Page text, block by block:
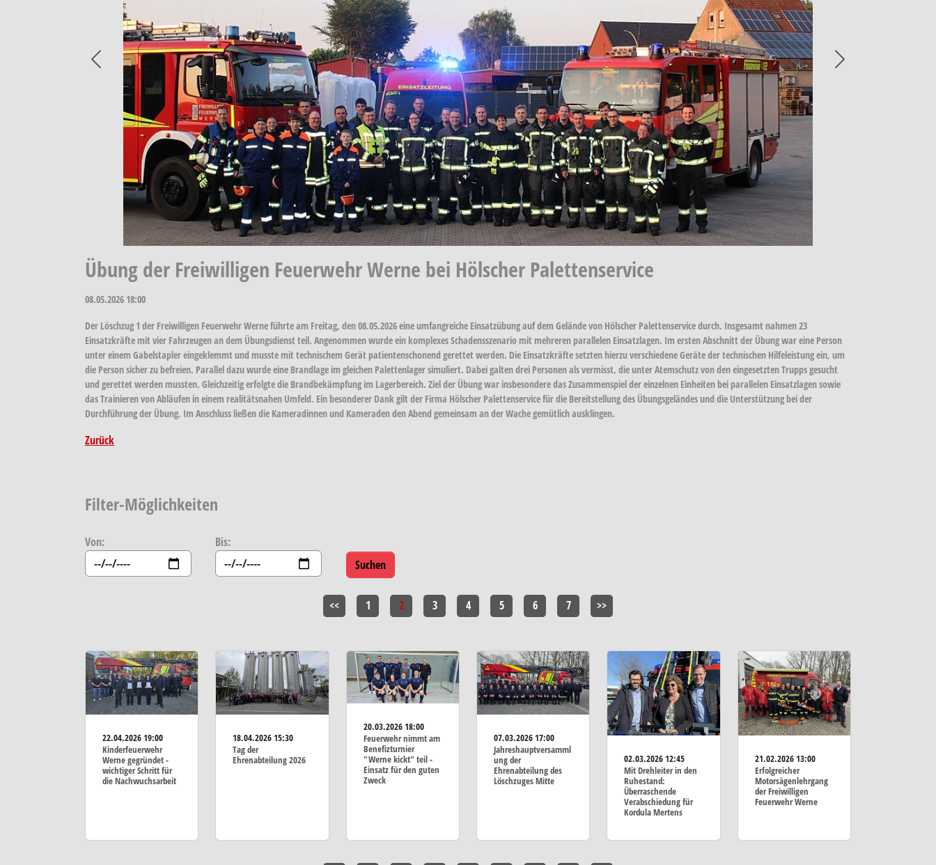
Previous
Übung der Freiwilligen Feuerwehr Werne bei Hölscher Palettenservice
08.05.2026 18:00
Der Löschzug 1 der Freiwilligen Feuerwehr Werne führte am Freitag, den 08.05.2026 eine umfangreiche Einsatzübung auf dem Gelände von Hölscher Palettenservice durch. Insgesamt nahmen 23
Einsatzkräfte mit vier Fahrzeugen an dem Übungsdienst teil. Angenommen wurde ein komplexes Schadensszenario mit mehreren parallelen Einsatzlagen. Im ersten Abschnitt der Übung war eine Person
unter einem Gabelstapler eingeklemmt und musste mit technischem Gerät patientenschonend gerettet werden. Die Einsatzkräfte setzten hierzu verschiedene Geräte der technischen Hilfeleistung ein, um
die Person sicher zu befreien. Parallel dazu wurde eine Brandlage im gleichen Palettenlager simuliert. Dabei galten drei Personen als vermisst, die unter Atemschutz von den eingesetzten Trupps gesucht
und gerettet werden mussten. Gleichzeitig erfolgte die Brandbekämpfung im Lagerbereich. Ziel der Übung war insbesondere das Zusammenspiel der einzelnen Einheiten bei parallelen Einsatzlagen sowie
das Trainieren von Abläufen in einem realitätsnahen Umfeld. Ein besonderer Dank gilt der Firma Hölscher Palettenservice für die Bereitstellung des Übungsgeländes und die Unterstützung bei der
Durchführung der Übung. Im Anschluss ließen die Kameradinnen und Kameraden den Abend gemeinsam an der Wache gemütlich ausklingen.
Zurück
Filter-Möglichkeiten
Von: Bis:
<< 1 2 3 4 5 6 7 >>
22.04.202619:00
Kinderfeuerwehr
Werne gegründet -
wichtiger Schritt für
die Nachwuchsarbeit
18.04.202615:30
Tag der
Ehrenabteilung 2026
20.03.202618:00
Feuerwehr nimmt am
Benefizturnier
"Werne kickt" teil -
Einsatz für den guten
Zweck
07.03.202617:00
Jahreshauptversamml
ung der
Ehrenabteilung des
Löschzuges Mitte
02.03.202612:45
Mit Drehleiter in den
Ruhestand:
Überraschende
Verabschiedung für
Kordula Mertens
21.02.202613:00
Erfolgreicher
Motorsägenlehrgang
der Freiwilligen
Feuerwehr Werne